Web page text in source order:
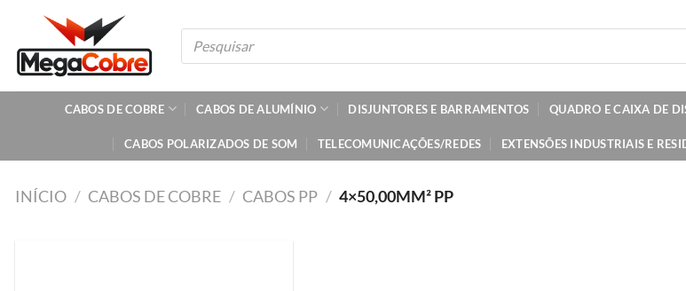
content
Pesquisar
produtos
CABOS DE COBRE CABOS DE ALUMÍNIO DISJUNTORES E BARRAMENTOS QUADRO E CAIXA DE
CABOS POLARIZADOS DE SOM TELECOMUNICAÇÕES/REDES EXTENSÕES INDUSTRIAIS E
INÍCIO / CABOS DE COBRE / CABOS PP / 4×50,00MM² PP